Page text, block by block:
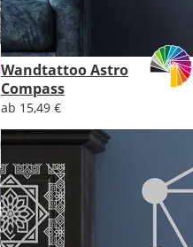
Wandtattoo Astro
Compass
ab 15,49 €